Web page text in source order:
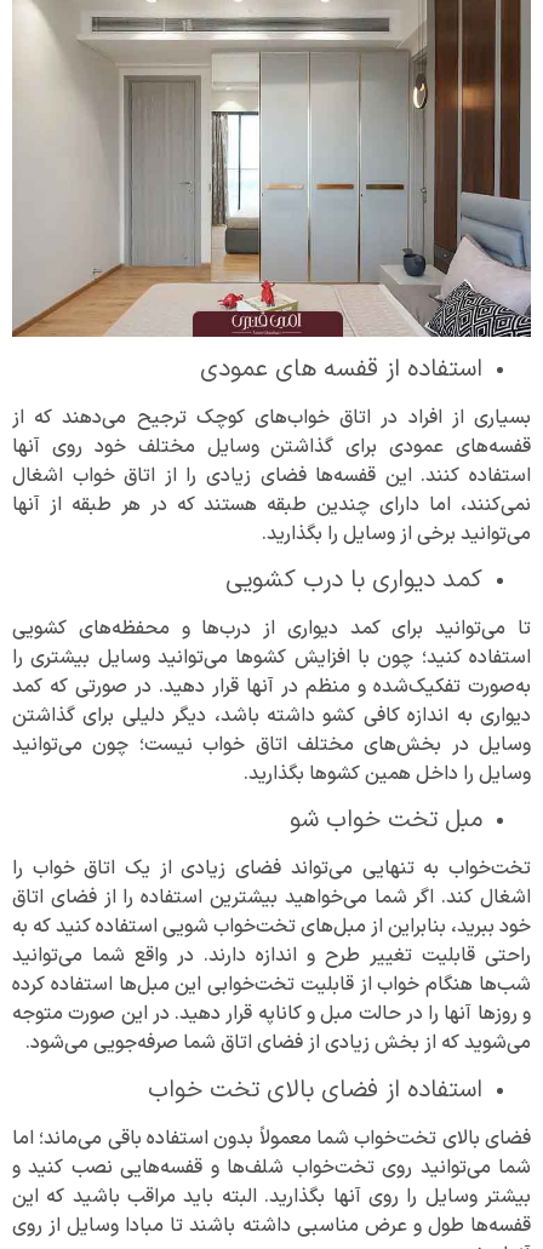
استفاده از قفسه های عمودی
بسیاری از افراد در اتاق خواب‌های کوچک ترجیح می‌دهند که از
قفسه‌های عمودی برای گذاشتن وسایل مختلف خود روی آنها
استفاده کنند. این قفسه‌ها فضای زیادی را از اتاق خواب اشغال
نمی‌کنند، اما دارای چندین طبقه هستند که در هر طبقه از آنها
می‌توانید برخی از وسایل را بگذارید.
کمد دیواری با درب کشویی
تا می‌توانید برای کمد دیواری از درب‌ها و محفظه‌های کشویی
استفاده کنید؛ چون با افزایش کشو‌ها می‌توانید وسایل بیشتری را
به‌صورت تفکیک‌شده و منظم در آنها قرار دهید. در صورتی که کمد
دیواری به اندازه کافی کشو داشته باشد، دیگر دلیلی برای گذاشتن
وسایل در بخش‌های مختلف اتاق خواب نیست؛ چون می‌توانید
وسایل را داخل همین کشو‌ها بگذارید.
مبل تخت خواب شو
تخت‌خواب به تنهایی می‌تواند فضای زیادی از یک اتاق خواب را
اشغال کند. اگر شما می‌خواهید بیشترین استفاده را از فضای اتاق
خود ببرید، بنابراین از مبل‌های تخت‌خواب شویی استفاده کنید که به
راحتی قابلیت تغییر طرح و اندازه دارند. در واقع شما می‌توانید
شب‌ها هنگام خواب از قابلیت تخت‌خوابی این مبل‌ها استفاده کرده
و روز‌ها آنها را در حالت مبل و کاناپه قرار دهید. در این صورت متوجه
می‌شوید که از بخش زیادی از فضای اتاق شما صرفه‌جویی می‌شود.
استفاده از فضای بالای تخت خواب
فضای بالای تخت‌خواب شما معمولاً بدون استفاده باقی می‌ماند؛ اما
شما می‌توانید روی تخت‌خواب شلف‌ها و قفسه‌هایی نصب کنید و
بیشتر وسایل را روی آنها بگذارید. البته باید مراقب باشید که این
قفسه‌ها طول و عرض مناسبی داشته باشند تا مبادا وسایل از روی